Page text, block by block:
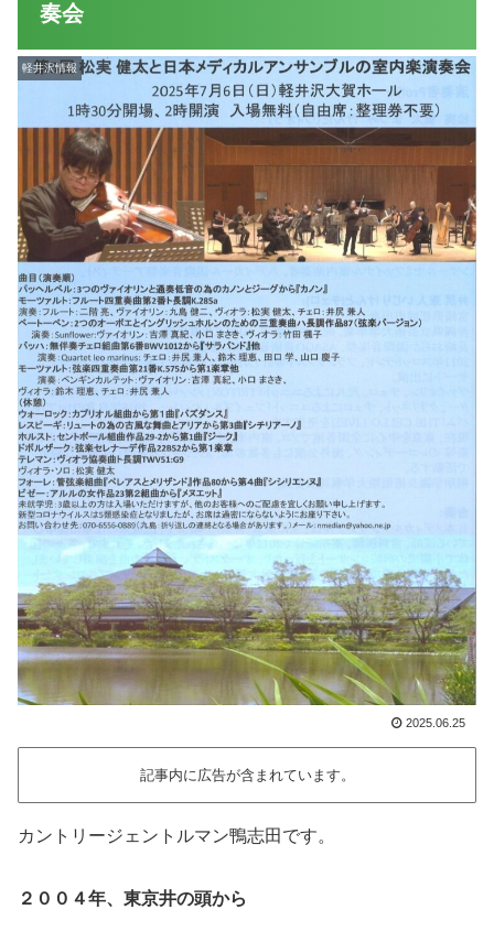
奏会
軽井沢情報
2025.06.25
記事内に広告が含まれています。
カントリージェントルマン鴨志田です。
２００４年、東京井の頭から